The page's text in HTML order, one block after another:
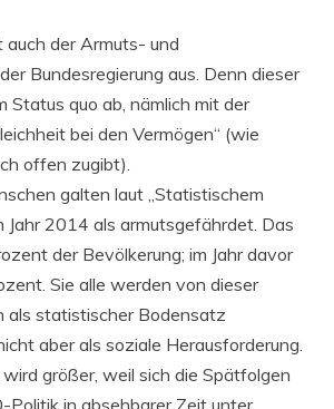
der Armuts- und
Bundesregierung aus. Denn dieser
Status quo ab, nämlich mit der
bei den Vermögen“ (wie
offen zugibt).
galten laut „Statistischem
Jahr 2014 als armutsgefährdet. Das
der Bevölkerung; im Jahr davor
Sie alle werden von dieser
als statistischer Bodensatz
aber als soziale Herausforderung.
größer, weil sich die Spätfolgen
in absehbarer Zeit unter